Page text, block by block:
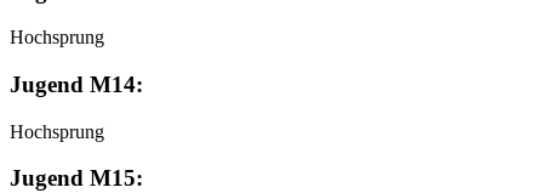
Hochsprung
Jugend M14:
Hochsprung
Jugend M15: